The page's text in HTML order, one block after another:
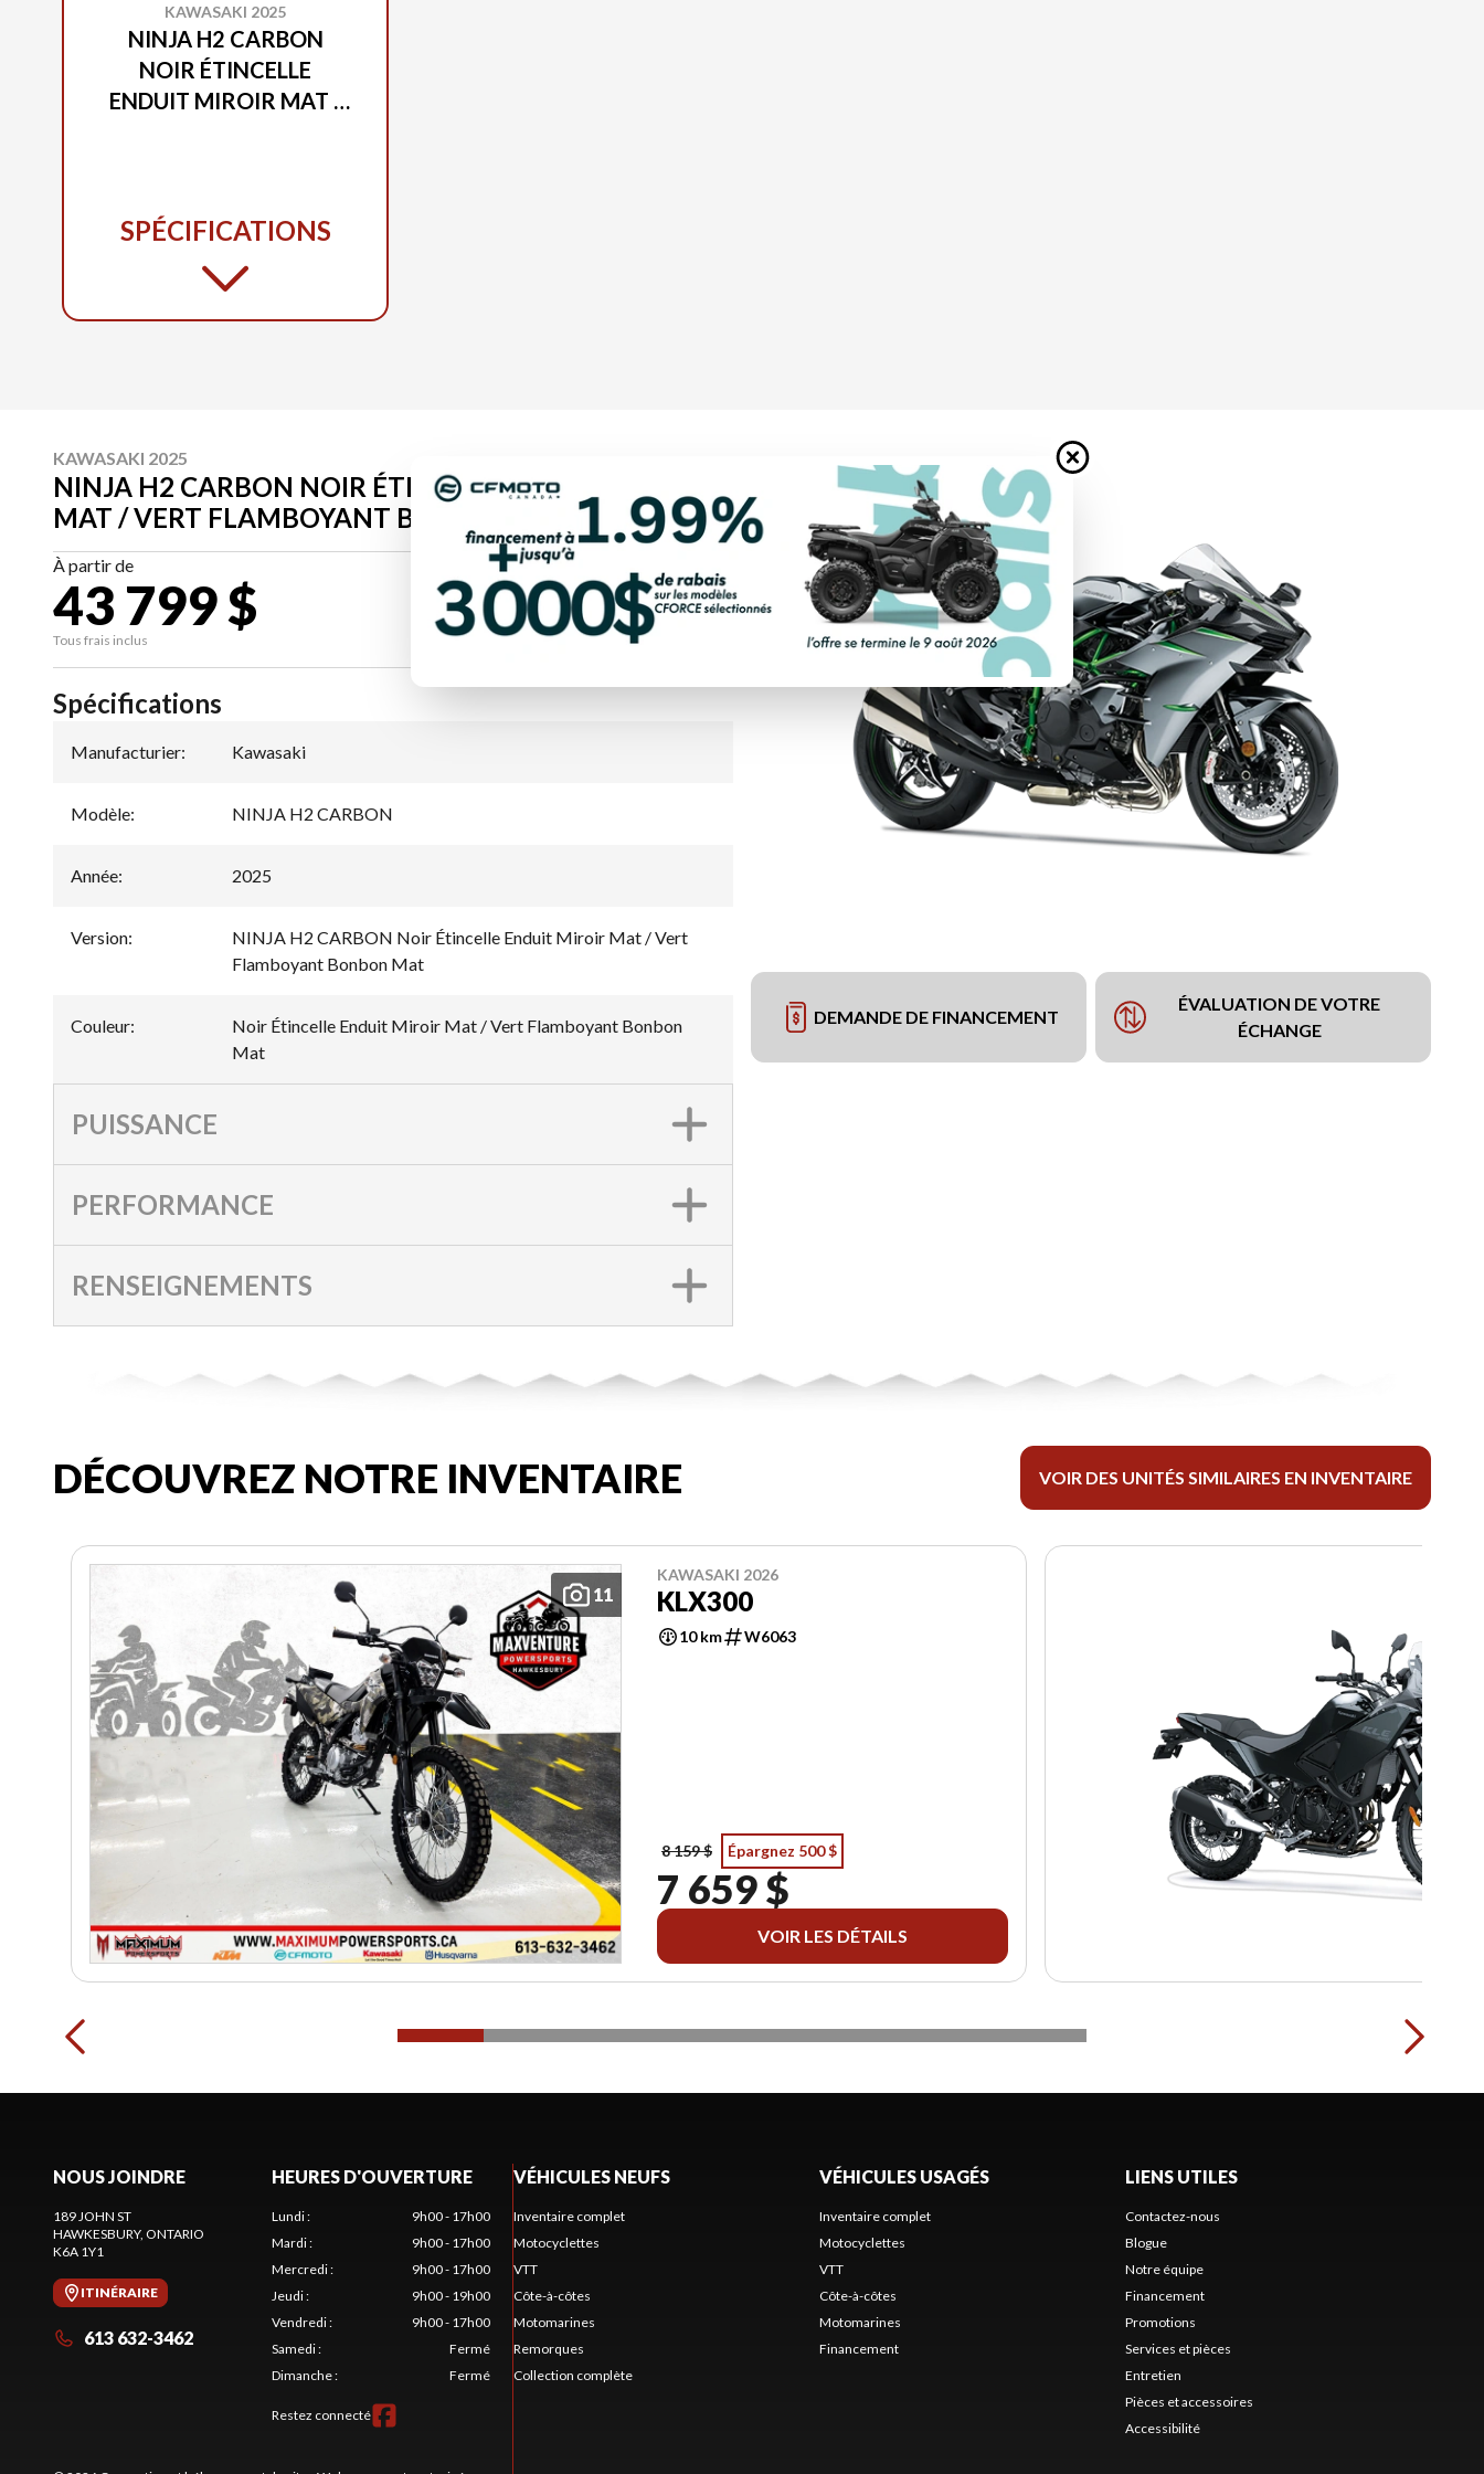
KAWASAKI 2025
NINJA H2 CARBON
NOIR ÉTINCELLE
ENDUIT MIROIR MAT /
SPÉCIFICATIONS
KAWASAKI 2025
NINJA H2 CARBON NOIR ÉTINCELLE ENDUIT MIROIR
MAT / VERT FLAMBOYANT BONBON MAT
À partir de
43 799 $
Tous frais inclus
CALCULATRICE DE PAIEMENT
DEMANDE DE FINANCEMENT
ÉVALUATION DE VOTRE
ÉCHANGE
Spécifications
Manufacturier: Kawasaki
Modèle: NINJA H2 CARBON
Année: 2025
Version:
NINJA H2 CARBON Noir Étincelle Enduit Miroir Mat / Vert
Flamboyant Bonbon Mat
Couleur:
Noir Étincelle Enduit Miroir Mat / Vert Flamboyant Bonbon
Mat
PUISSANCE
PERFORMANCE
RENSEIGNEMENTS
DÉCOUVREZ NOTRE INVENTAIRE VOIR DES UNITÉS SIMILAIRES EN INVENTAIRE
11
KAWASAKI 2026
KLX300
10 km W6063
8 159 $ Épargnez 500 $
7 659 $
VOIR LES DÉTAILS
NOUS JOINDRE
189 JOHN ST
HAWKESBURY, ONTARIO
K6A 1Y1
ITINÉRAIRE
613 632-3462
HEURES D'OUVERTURE
Lundi:
9h00 - 17h00
Mardi:
9h00 - 17h00
Mercredi:
9h00 - 17h00
Jeudi:
9h00 - 19h00
Vendredi:
9h00 - 17h00
Samedi:
Fermé
Dimanche: Fermé
Restez connecté
VÉHICULES NEUFS
Inventaire complet
Motocyclettes
VTT
Côte-à-côtes
Motomarines
Remorques
Collection complète
VÉHICULES USAGÉS
Inventaire complet
Motocyclettes
VTT
Côte-à-côtes
Motomarines
Financement
LIENS UTILES
Contactez-nous
Blogue
Notre équipe
Financement
Promotions
Services et pièces
Entretien
Pièces et accessoires
Accessibilité